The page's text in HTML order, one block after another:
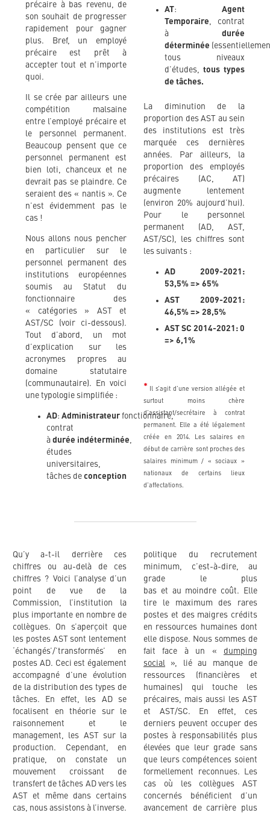
précaire à bas revenu, de
son souhait de progresser
rapidement pour gagner
plus. Bref, un employé
précaire est prêt à
accepter tout et n’importe
quoi.
Il se crée par ailleurs une
compétition malsaine
entre l’employé précaire et
le personnel permanent.
Beaucoup pensent que ce
personnel permanent est
bien loti, chanceux et ne
devrait pas se plaindre. Ce
seraient des « nantis ». Ce
n’est évidemment pas le
cas !
Nous allons nous pencher
en particulier sur le
personnel permanent des
institutions européennes
soumis au Statut du
fonctionnaire des
« catégories » AST et
AST/SC (voir ci-dessous).
Tout d’abord, un mot
d’explication sur les
acronymes propres au
domaine statutaire
(communautaire). En voici
une typologie simplifiée :
AD: Administrateur fonctionnaire,
contrat
à durée indéterminée,
études
universitaires,
tâches de conception
AT: Agent
Temporaire, contrat
à durée
déterminée
tous niveaux
d’études, tous types
de tâches.
La diminution de la
proportion des AST au sein
des institutions est très
marquée ces dernières
années. Par ailleurs, la
proportion des employés
précaires (AC, AT)
augmente lentement
(environ 20% aujourd’hui).
Pour le personnel
permanent (AD, AST,
AST/SC), les chiffres sont
les suivants :
AD 2009-2021:
53,5% => 65%
AST 2009-2021:
46,5% => 28,5%
AST SC 2014-2021: 0
=> 6,1%
*
Il s’agit d’une version allégée et
surtout moins chère
d’assistant/secrétaire à contrat
permanent. Elle a été légalement
créée en 2014. Les salaires en
début de carrière sont proches des
salaires minimum / « sociaux »
nationaux de certains lieux
d’affectations.
Qu’y a-t-il derrière ces
chiffres ou au-delà de ces
chiffres ? Voici l’analyse d’un
point de vue de la
Commission, l’institution la
plus importante en nombre de
collègues. On s’aperçoit que
les postes AST sont lentement
‘échangés’/’transformés’ en
postes AD. Ceci est également
accompagné d’une évolution
de la distribution des types de
tâches. En effet, les AD se
focalisent en théorie sur le
raisonnement et le
management, les AST sur la
production. Cependant, en
pratique, on constate un
mouvement croissant de
transfert de tâches AD vers les
AST et même dans certains
cas, nous assistons à l’inverse.
politique du recrutement
minimum, c’est-à-dire, au
grade le plus
bas et au moindre coût. Elle
tire le maximum des rares
postes et des maigres crédits
en ressources humaines dont
elle dispose. Nous sommes de
fait face à un « dumping
social », lié au manque de
ressources (financières et
humaines) qui touche les
précaires, mais aussi les AST
et AST/SC. En effet, ces
derniers peuvent occuper des
postes à responsabilités plus
élevées que leur grade sans
que leurs compétences soient
formellement reconnues. Les
cas où les collègues AST
concernés bénéficient d’un
avancement de carrière plus